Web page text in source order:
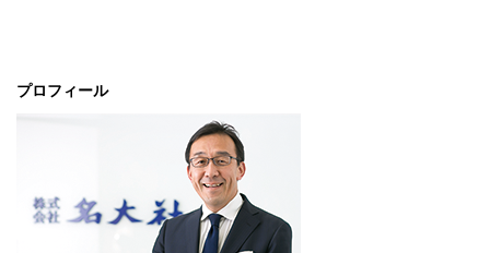
プロフィール